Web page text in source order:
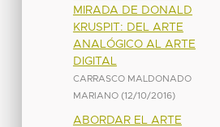
MIRADA DE DONALD
KRUSPIT: DEL ARTE
ANALÓGICO AL ARTE
DIGITAL
CARRASCO MALDONADO
MARIANO (12/10/2016)
ABORDAR EL ARTE